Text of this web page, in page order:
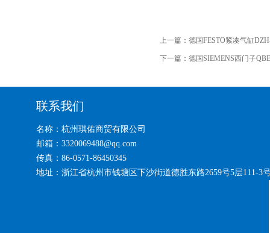
上一篇： 德国FESTO紧凑气缸
下一篇： 德国SIEMENS西门子
联系我们
名称：杭州琪佑商贸有限公司
邮箱：3320069488@qq.com
传真：86-0571-86450345
地址：浙江省杭州市钱塘区下沙街道德胜东路2659号5层111-3